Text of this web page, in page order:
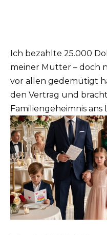
Ich bezahlte 25.000
meiner Mutter – doch
vor allen gedemütigt
den Vertrag und
Familiengeheimnis ans